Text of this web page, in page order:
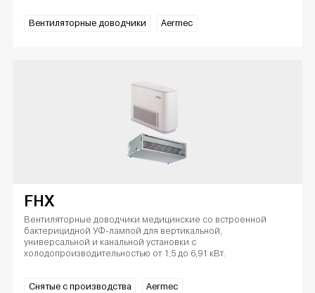
Вентиляторные доводчики Aermec
FHX
Вентиляторные доводчики медицинские со встроенной
бактерицидной УФ-лампой для вертикальной,
универсальной и канальной установки с
холодопроизводительностью от 1,5 до 6,91 кВт.
Снятые с производства Aermec